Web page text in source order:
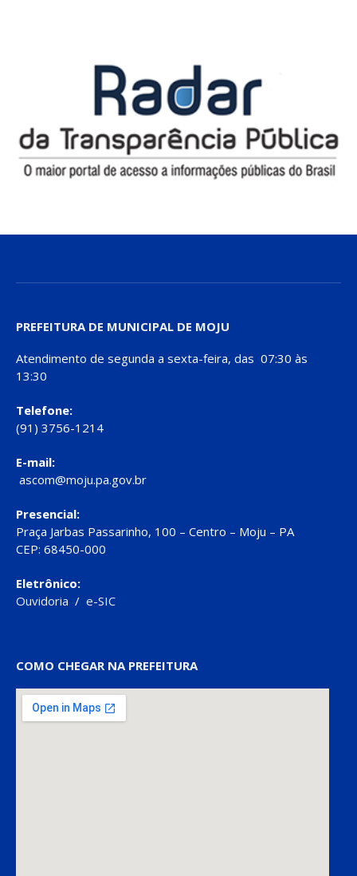
PREFEITURA DE MUNICIPAL DE MOJU
Atendimento de segunda a sexta-feira, das 07:30 às
13:30
Telefone:
(91) 3756-1214
E-mail:
ascom@moju.pa.gov.br
Presencial:
Praça Jarbas Passarinho, 100 – Centro – Moju – PA
CEP: 68450-000
Eletrônico:
Ouvidoria / e-SIC
COMO CHEGAR NA PREFEITURA